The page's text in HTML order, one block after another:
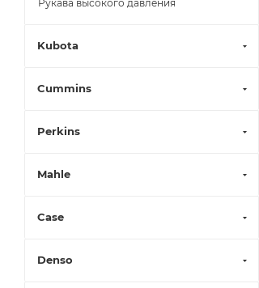
Рукава высокого давления
Kubota
Cummins
Perkins
Mahle
Case
Denso